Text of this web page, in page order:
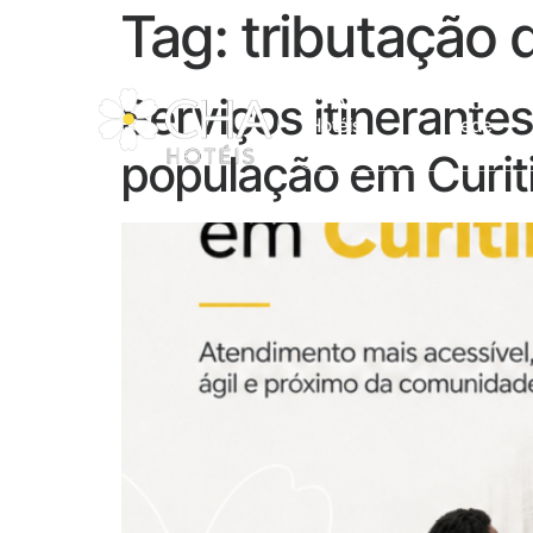
CHA
Hotéis
Sobre A
Rede
Tag: tributação
Serviços
população em